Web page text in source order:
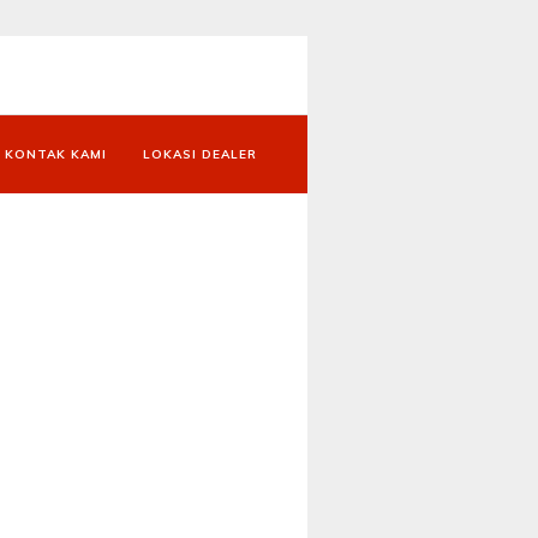
KONTAK KAMI LOKASI DEALER